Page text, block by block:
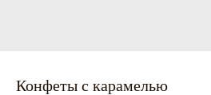
Конфеты с карамелью